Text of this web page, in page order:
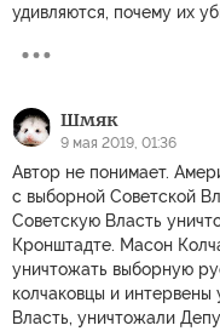
удивляются, почему их
Шмяк
9 мая 2019, 01:36
Автор не понимает.
с выборной Советской
Советскую Власть
Кронштадте. Масон
уничтожать выборную
колчаковцы и
Власть, уничтожали